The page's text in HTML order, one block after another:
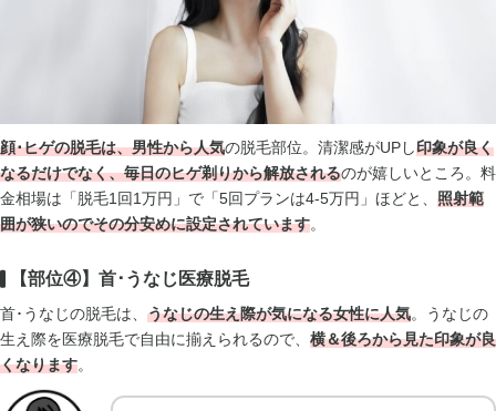
顔･ヒゲの脱毛は、男性から人気の脱毛部位。清潔感がUPし印象が良く
なるだけでなく、毎日のヒゲ剃りから解放されるのが嬉しいところ。料
金相場は「脱毛1回1万円」で「5回プランは4-5万円」ほどと、 照射範
囲が狭いのでその分安めに設定されています。
【部位④】首･うなじ医療脱毛
首･うなじの脱毛は、 うなじの生え際が気になる女性に人気。うなじの
生え際を医療脱毛で自由に揃えられるので、 横＆後ろから見た印象が良
くなります。